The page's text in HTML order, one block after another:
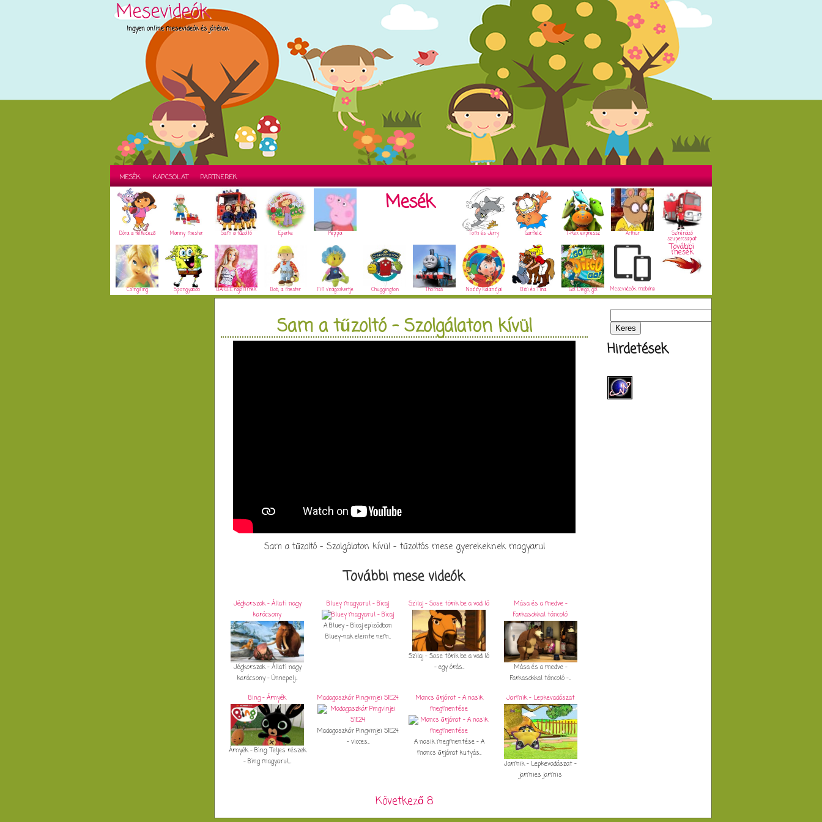
Mesevideók
Ingyen online mesevideók és játékok
MESÉK KAPCSOLAT PARTNEREK
Dóra a felfedező Manny mester Sam a tűzoltó Eperke Peppa
Mesék
Tom és Jerry Garfield T-Rex expressz Arthur Szirénázó
szupercsapat
Csingiling Spongyabob BARBIE rajzfilmek Bob, a mester Fifi virágoskertje Chuggington Thomas Noddy kalandjai Bibi és Tina Go! Diego, go! Mesevideók mobilra
További
mesék
Sam a tűzoltó - Szolgálaton kívül
Sam a tűzoltó - Szolgálaton kívül - tűzoltós mese gyerekeknek magyarul
További mese videók
Jégkorszak - Állati nagy
karácsony
Jégkorszak - Állati nagy
karácsony - Ünnepelj...
Bluey magyarul - Bicaj
A Bluey - Bicaj epizódban
Bluey-nak eleinte nem...
Szilaj - Sose törik be a vad ló
Szilaj - Sose törik be a vad ló
- egy órás...
Mása és a medve -
Farkasokkal táncoló
Mása és a medve -
Farkasokkal táncoló -...
Bing - Árnyék
Árnyék - Bing: Teljes részek
- Bing magyarul,...
Madagaszkár Pingvinjei S1E24
Madagaszkár Pingvinjei S1E24
- vicces...
Mancs őrjárat - A nasik
megmentése
A nasik megmentése - A
mancs őrjárat kutyás...
Jarmik - Lepkevadászat
Jarmik - Lepkevadászat -
jarmies jarmis
Következő 8
Hirdetések